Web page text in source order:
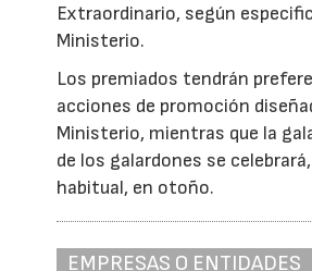
Extraordinario, según
Ministerio.
Los premiados tendrán
acciones de promoción
Ministerio, mientras que la
de los galardones se
habitual, en otoño.
EMPRESAS O ENTIDADES